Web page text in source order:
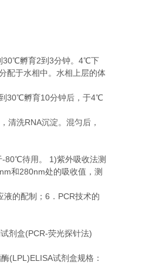
30℃孵育2到 3分钟。 4℃下
配于水相中。水相上层的体
30℃孵育10分钟后，于4℃
，清洗RNA沉淀。混匀后，
-80℃待用。 1)紫外吸收法测
和 280nm处的吸收值，测
液的配制； 6 ． PCR技术的
剂盒(PCR-荧光探针法)
(LPL)ELISA试剂盒规格：